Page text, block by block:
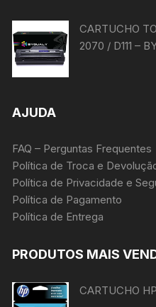
CARTUCHO
2070 / D111 –
AJUDA
FAQ – Perguntas Frequentes
Política de Troca e
Política de Privacidade e
Política de Pagamento
Política de Entrega
PRODUTOS MAIS
CARTUCHO